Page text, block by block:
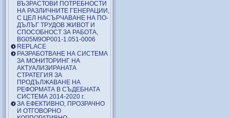
ВЪЗРАСТОВИ ПОТРЕБНОСТИ
НА РАЗЛИЧНИТЕ ГЕНЕРАЦИИ,
С ЦЕЛ НАСЪРЧАВАНЕ НА ПО-
ДЪЛЪГ ТРУДОВ ЖИВОТ И
СПОСОБНОСТ ЗА РАБОТА,
BG05M9OP001-1.051-0006
REPLACE
РАЗРАБОТВАНЕ НА СИСТЕМА
ЗА МОНИТОРИНГ НА
АКТУАЛИЗИРАНАТА
СТРАТЕГИЯ ЗА
ПРОДЪЛЖАВАНЕ НА
РЕФОРМАТА В СЪДЕБНАТА
СИСТЕМА 2014-2020 г.
ЗА ЕФЕКТИВНО, ПРОЗРАЧНО
И ОТГОВОРНО